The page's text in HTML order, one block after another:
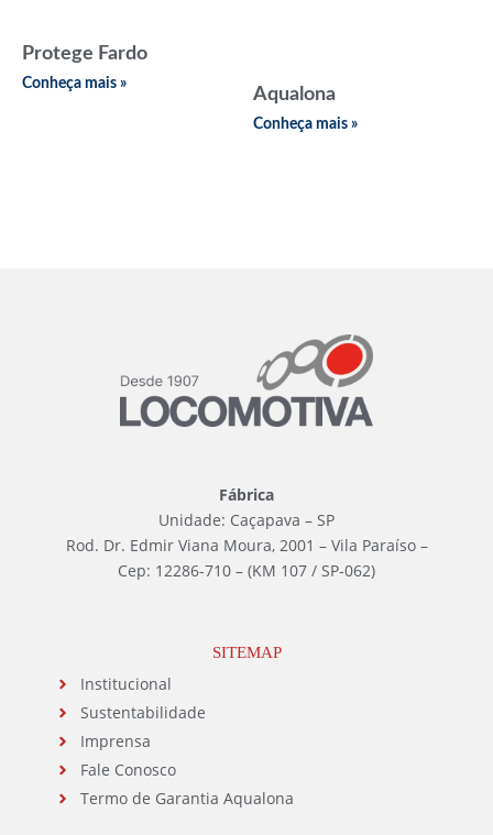
Protege Fardo
Conheça mais »
Aqualona
Conheça mais »
Fábrica
Unidade: Caçapava – SP
Rod. Dr. Edmir Viana Moura, 2001 – Vila Paraíso –
Cep: 12286-710 – (KM 107 / SP-062)
SITEMAP
Institucional
Sustentabilidade
Imprensa
Fale Conosco
Termo de Garantia Aqualona